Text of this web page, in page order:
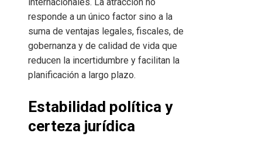
internacionales. La atracción no
responde a un único factor sino a la
suma de ventajas legales, fiscales, de
gobernanza y de calidad de vida que
reducen la incertidumbre y facilitan la
planificación a largo plazo.
Estabilidad política y
certeza jurídica